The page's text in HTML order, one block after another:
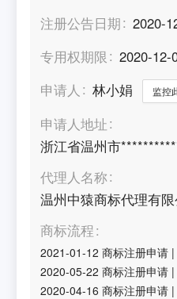
注册公告日期
2020-
专用权期限
2020-12-
申请人
林小娟 监控
申请人地址
浙江省温州市
代理人名称
温州中猿商标代理有限
商标流程
2021-01-12 商标注册申请
2020-05-22 商标注册申请
2020-04-16 商标注册申请